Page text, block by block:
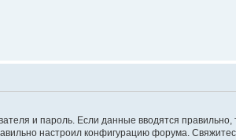
и пароль. Если данные вводятся
настроил конфигурацию форума.